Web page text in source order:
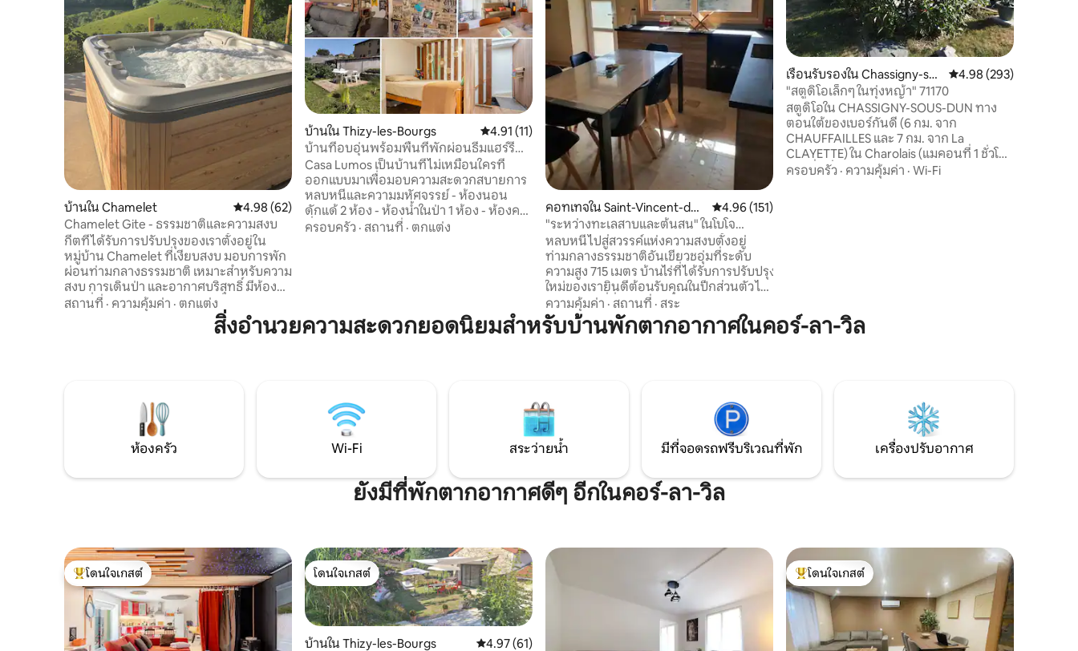
บ้านใน Chamelet คะแนนเฉลี่ย 4.98 จาก 5, 62 รีวิว
4.98 (62)
Chamelet Gite - ธรรมชาติและความสงบ
กีตที่ได้รับการปรับปรุงของเราตั้งอยู่ใน
หมู่บ้าน Chamelet ที่เงียบสงบ มอบการพัก
ผ่อนท่ามกลางธรรมชาติ เหมาะสำหรับความ
สงบ การเดินป่า และอากาศบริสุทธิ์ มีห้อง
ครัวที่มีอุปกรณ์ครบครัน ห้องนั่งเล่นกว้าง
ขวาง 2 ห้องนอน 2 ห้องน้ำ และที่จอดรถ
สำหรับครอบครัว มีบริการนวดและทัวร์ชิม
ไวน์โบโจเลตามคำขอ
สถานที่ · ความคุ้มค่า · ตกแต่ง
บ้านใน Thizy-les-Bourgs คะแนนเฉลี่ย 4.91 จาก 5, 11 รีวิว
4.91 (11)
บ้านที่อบอุ่นพร้อมพื้นที่พักผ่อนธีมแฮร์รี่
พอตเตอร์
Casa Lumos เป็นบ้านที่ไม่เหมือนใครที่
ออกแบบมาเพื่อมอบความสะดวกสบายการ
หลบหนีและความมหัศจรรย์ - ห้องนอน
ดักแด้ 2 ห้อง - ห้องน้ำในป่า 1 ห้อง - ห้องครัว
ที่มีอุปกรณ์ครบครัน (เตาแม่เหล็กไฟฟ้า
กับทะเลสาบของต้นสนคิวบลิซและกิจกรรม
ต่างๆ (การว่ายน้ำ การปีนต้นไม้ ศูนย์ขี่ม้า
ครอบครัว · สถานที่ · ตกแต่ง
คอทเทจใน Saint-Vincent-de-
Reins
คะแนนเฉลี่ย 4.96 จาก 5, 151 รีวิว
4.96 (151)
"ระหว่างทะเลสาบและต้นสน" ในโบโจ
เลส์แวร์!
หลบหนีไปสู่สวรรค์แห่งความสงบตั้งอยู่
ท่ามกลางธรรมชาติอันเขียวชอุ่มที่ระดับ
ความสูง 715 เมตร บ้านไร่ที่ได้รับการปรับปรุง
ใหม่ของเรายินดีต้อนรับคุณในปีกส่วนตัว ไม่
ว่าจะเป็นผู้ที่ชื่นชอบการปั่นจักรยานนักเดิน
ป่านักขี่จักรยานยนต์การเดินทางเพื่อธุรกิจ
หรือกำลังมองหาการค้นพบใหม่ๆ
ประสบการณ์การพักผ่อนจากความเร่งรีบ
และวุ่นวายในชีวิตประจำวัน!
ความคุ้มค่า · สถานที่ · สระ
เรือนรับรองใน Chassigny-so
us-Dun
คะแนนเฉลี่ย 4.98 จาก 5,
4.98 (293)
"สตูดิโอเล็กๆ ในทุ่งหญ้า" 71170
สตูดิโอใน CHASSIGNY-SOUS-DUN ทาง
ตอนใต้ของเบอร์กันดี (6 กม. จาก
CHAUFFAILLES และ 7 กม. จาก La
CLAYETTE) ใน Charolais (แมคอนที่ 1 ชั่วโมง
ลียงที่ 1 ชั่วโมง 30 นาที) บรรยากาศเงียบสงบ
เต็มไปด้วยความเขียวขจีเงียบสงบและผ่อน
ครอบครัว · ความคุ้มค่า · Wi-Fi
สิ่งอำนวยความสะดวกยอดนิยมสำหรับบ้านพักตากอากาศในคอร์-ลา-วิล
ห้องครัว Wi-Fi สระว่ายน้ำ มีที่จอดรถฟรีบริเวณที่พัก เครื่องปรับอากาศ
ยังมีที่พักตากอากาศดีๆ อีกในคอร์-ลา-วิล
โดนใจเกสต์ที่สุด
โดนใจเกสต์
โดนใจเกสต์
โดนใจเกสต์
บ้านใน Thizy-les-Bourgs คะแนนเฉลี่ย 4.97 จาก 5, 61 รีวิว
4.97 (61)
โดนใจเกสต์ที่สุด
โดนใจเกสต์